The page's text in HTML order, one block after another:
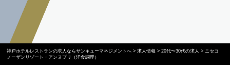
神戸ホテルレストランの求人ならサンキューマネジメントへ >求人情報 >20代〜30代の求人 > ニセコ
ノーザンリゾート・アンヌプリ（洋食調理）